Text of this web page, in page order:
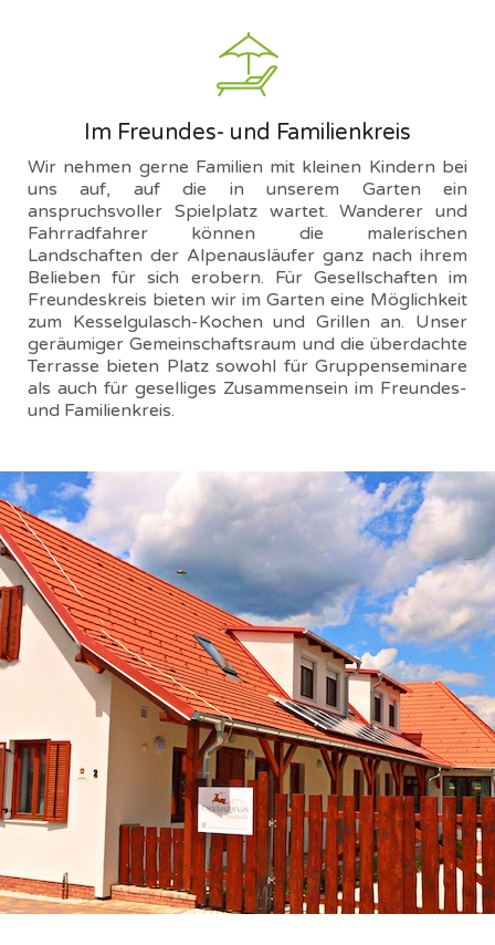
Im Freundes- und Familienkreis
Wir nehmen gerne Familien mit kleinen Kindern bei
uns auf, auf die in unserem Garten ein
anspruchsvoller Spielplatz wartet. Wanderer und
Fahrradfahrer können die malerischen
Landschaften der Alpenausläufer ganz nach ihrem
Belieben für sich erobern. Für Gesellschaften im
Freundeskreis bieten wir im Garten eine Möglichkeit
zum Kesselgulasch-Kochen und Grillen an. Unser
geräumiger Gemeinschaftsraum und die überdachte
Terrasse bieten Platz sowohl für Gruppenseminare
als auch für geselliges Zusammensein im Freundes-
und Familienkreis.